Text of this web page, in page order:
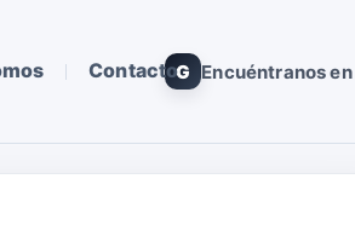
ContactoG Encuéntranos en